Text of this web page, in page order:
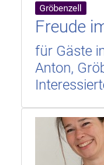
Gröbenzell
Freude
für Gäste
Anton,